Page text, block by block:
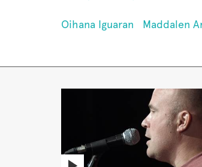
Oihana Iguaran Maddalen